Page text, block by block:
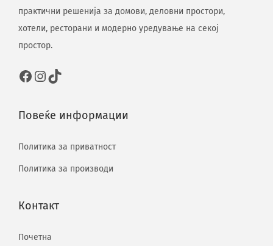
практични решенија за домови, деловни простори,
хотели, ресторани и модерно уредување на секој
простор.
Повеќе информации
Политика за приватност
Политика за производи
Контакт
Почетна